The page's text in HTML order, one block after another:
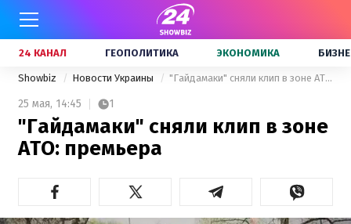
24 КАНАЛ ГЕОПОЛИТИКА ЭКОНОМИКА
Showbiz Новости Украины "Гайдамаки" сняли клип в зоне АТО: премьера
25 мая, 14:45 1
"Гайдамаки" сняли клип в зоне
АТО: премьера